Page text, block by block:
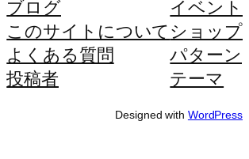
ブログ
このサイトについて
よくある質問
投稿者
イベント
ショップ
パターン
テーマ
Designed with WordPress